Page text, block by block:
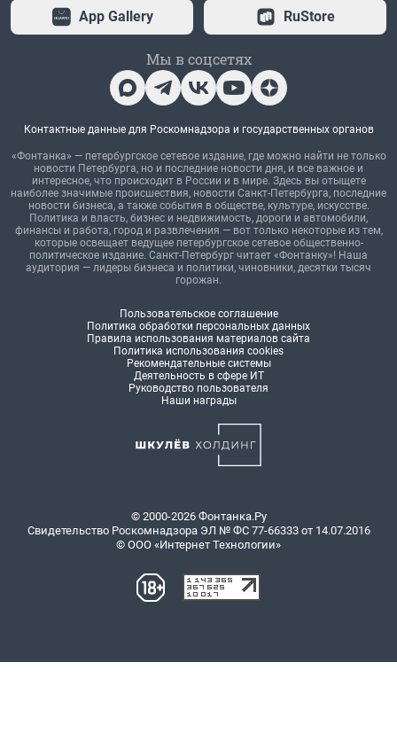
App Gallery RuStore
Мы в соцсетях
Контактные данные для Роскомнадзора и государственных органов
«Фонтанка» — петербургское сетевое издание, где можно найти не только
новости Петербурга, но и последние новости дня, и все важное и
интересное, что происходит в России и в мире. Здесь вы отыщете
наиболее значимые происшествия, новости Санкт-Петербурга, последние
новости бизнеса, а также события в обществе, культуре, искусстве.
Политика и власть, бизнес и недвижимость, дороги и автомобили,
финансы и работа, город и развлечения — вот только некоторые из тем,
которые освещает ведущее петербургское сетевое общественно-
политическое издание. Санкт-Петербург читает «Фонтанку»! Наша
аудитория — лидеры бизнеса и политики, чиновники, десятки тысяч
горожан.
Пользовательское соглашение
Политика обработки персональных данных
Правила использования материалов сайта
Политика использования cookies
Рекомендательные системы
Деятельность в сфере ИТ
Руководство пользователя
Наши награды
© 2000-2026 Фонтанка.Ру
Свидетельство Роскомнадзора ЭЛ № ФС 77-66333 от 14.07.2016
© ООО «Интернет Технологии»